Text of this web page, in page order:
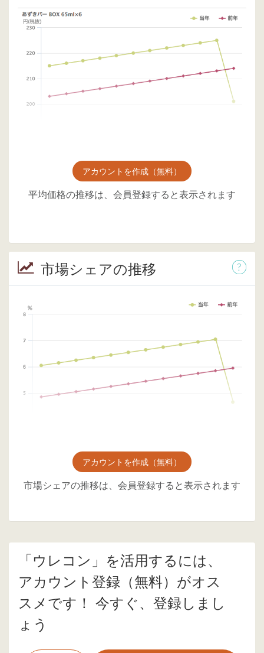
アカウントを作成（無料）
平均価格の推移は、会員登録すると表示されます
市場シェアの推移
アカウントを作成（無料）
市場シェアの推移は、会員登録すると表示されます
「ウレコン」を活用するには、
アカウント登録（無料）がオス
スメです！ 今すぐ、登録しまし
ょう